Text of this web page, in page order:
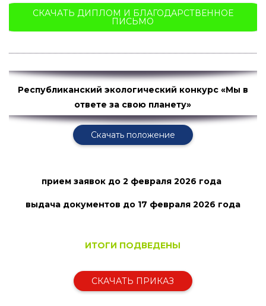
СКАЧАТЬ ДИПЛОМ И БЛАГОДАРСТВЕННОЕ
ПИСЬМО
Республиканский экологический конкурс «Мы в
ответе за свою планету»
Скачать положение
прием заявок до 2 февраля 2026 года
выдача документов до 17 февраля2026 года
ИТОГИ ПОДВЕДЕНЫ
СКАЧАТЬ ПРИКАЗ